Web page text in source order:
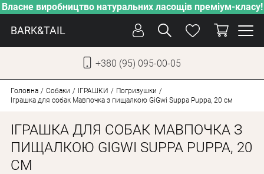
Власне виробництво натуральних ласощів преміум-класу!
BARK&TAIL
+380 (95) 095-00-05
ДОГЛЯД
ПІКЛУВАННЯ
Головна Собаки ІГРАШКИ
Погризушки
Іграшка для собак Мавпочка з пищалкою GiGwi Suppa Puppa, 20 см
ІГРАШКА ДЛЯ СОБАК МАВПОЧКА З
ПИЩАЛКОЮ GIGWI SUPPA PUPPA, 20
СМ